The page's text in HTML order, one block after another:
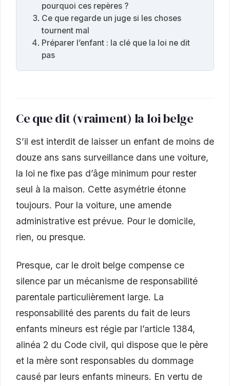
pourquoi ces repères ?
Ce que regarde un juge si les choses
tournent mal
Préparer l’enfant : la clé que la loi ne dit
pas
Ce que dit (vraiment) la loi belge
S’il est interdit de laisser un enfant de moins de
douze ans sans surveillance dans une voiture,
la loi ne fixe pas d’âge minimum pour rester
seul à la maison. Cette asymétrie étonne
toujours. Pour la voiture, une amende
administrative est prévue. Pour le domicile,
rien, ou presque.
Presque, car le droit belge compense ce
silence par un mécanisme de responsabilité
parentale particulièrement large. La
responsabilité des parents du fait de leurs
enfants mineurs est régie par l’article 1384,
alinéa 2 du Code civil, qui dispose que le père
et la mère sont responsables du dommage
causé par leurs enfants mineurs. En vertu de